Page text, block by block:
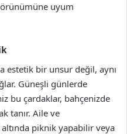
uyum
estetik bir unsur değil, aynı
Güneşli günlerde
bu çardaklar, bahçenizde
tanır. Aile ve
piknik yapabilir veya